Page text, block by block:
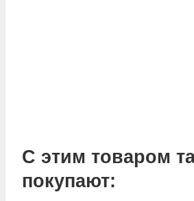
С этим товаром
покупают: